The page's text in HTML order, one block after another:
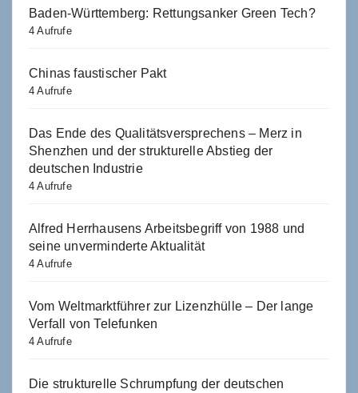
Baden-Württemberg: Rettungsanker Green Tech?
4 Aufrufe
Chinas faustischer Pakt
4 Aufrufe
Das Ende des Qualitätsversprechens – Merz in
Shenzhen und der strukturelle Abstieg der
deutschen Industrie
4 Aufrufe
Alfred Herrhausens Arbeitsbegriff von 1988 und
seine unverminderte Aktualität
4 Aufrufe
Vom Weltmarktführer zur Lizenzhülle – Der lange
Verfall von Telefunken
4 Aufrufe
Die strukturelle Schrumpfung der deutschen